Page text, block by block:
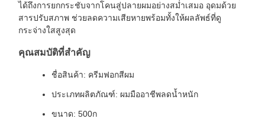
ได้ถึงการยกกระชับจากโคนสู่ปลายผมอย่างสม่ำเสมอ อุดมด้วย
สารปรับสภาพ ช่วยลดความเสียหายพร้อมทั้งให้ผลลัพธ์ที่ดู
กระจ่างใสสูงสุด
คุณสมบัติที่สำคัญ
ชื่อสินค้า: ครีมฟอกสีผม
ประเภทผลิตภัณฑ์: ผมมืออาชีพลดน้ำหนัก
ขนาด: 500ก